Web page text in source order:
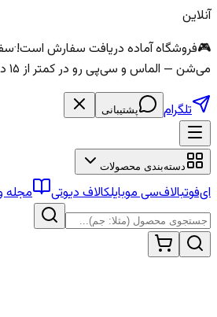
آنلاین
🎮فروشگاه آماده دریافت سفارش است!·
می‌شن — الماس و سی‌پی رو در کمتر از ۱۵ دقیقه تحویل بگیر!
تلگرام پشتیبانی
دسته‌بندی محصولات
ای‌فوتبالاف‌سی موبایلکالاف دیوتی مجله